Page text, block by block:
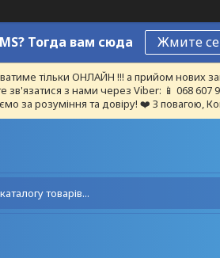
Тогда вам сюда Жмите
тільки ОНЛАЙН !!! а прийом
з нами через Viber: 📱 068
за розуміння та довіру! ❤️ З повагою,